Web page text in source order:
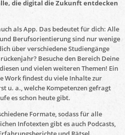
die digital die Zukunft entdecken
als App. Das bedeutet für dich: Alle
Berufsorientierung sind nur wenige
über verschiedene Studiengänge
Besuche den Bereich Deine
und vielen weiteren Themen! Ein
Work findest du viele Inhalte zur
u. a., welche Kompetenzen gefragt
es schon heute gibt.
Formate, sodass für alle
Infotexten gibt es auch Podcasts,